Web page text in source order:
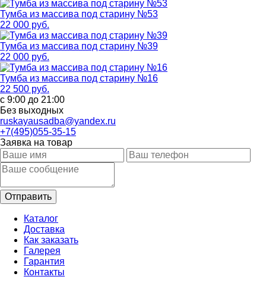
Тумба из массива под старину №53
22 000 руб.
Тумба из массива под старину №39
22 000 руб.
Тумба из массива под старину №16
22 500 руб.
с 9:00 до 21:00
Без выходных
ruskayausadba@yandex.ru
+7(495)055-35-15
Заявка на товар
Каталог
Доставка
Как заказать
Галерея
Гарантия
Контакты